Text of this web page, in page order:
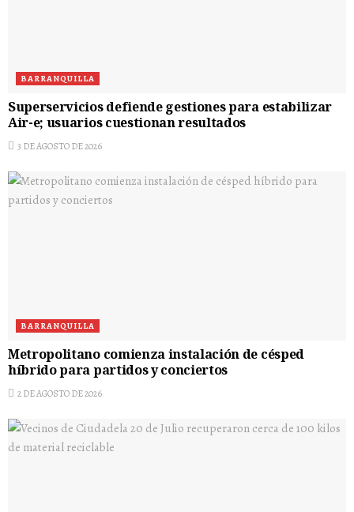
BARRANQUILLA
Superservicios defiende gestiones para estabilizar
Air-e; usuarios cuestionan resultados
3 DE AGOSTO DE 2026
BARRANQUILLA
Metropolitano comienza instalación de césped
híbrido para partidos y conciertos
2 DE AGOSTO DE 2026